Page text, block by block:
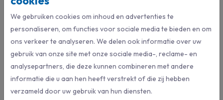
Beschrijving
Voor snel en efficiënt droogwissen van vloeren. De katoenen
€ 21,18
Bestel direct
€ 12,46
We gebruiken cookies om inhoud en advertenties te
personaliseren, om functies voor sociale media te bieden en om
ons verkeer te analyseren. We delen ook informatie over uw
gebruik van onze site met onze sociale media-, reclame- en
analysepartners, die deze kunnen combineren met andere
informatie die u aan hen heeft verstrekt of die zij hebben
verzameld door uw gebruik van hun diensten.